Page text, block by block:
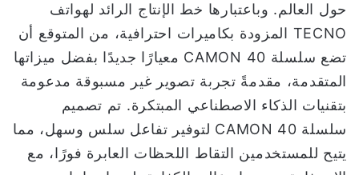
حول العالم. وباعتبارها خط الإنتاج الرائد لهواتف
TECNO المزودة بكاميرات احترافية، من المتوقع أن
تضع سلسلة CAMON 40 معيارًا جديدًا بفضل ميزاتها
المتقدمة، مقدمةً تجربة تصوير غير مسبوقة مدعومة
بتقنيات الذكاء الاصطناعي المبتكرة. تم تصميم
سلسلة CAMON 40 لتوفير تفاعل سلس وسهل، مما
يتيح للمستخدمين التقاط اللحظات العابرة فورًا، مع